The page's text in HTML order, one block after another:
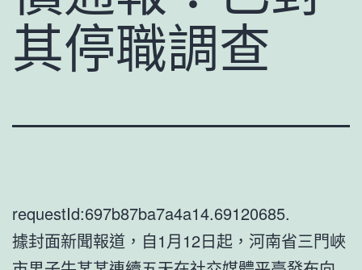
其停職調查
requestId:697b87ba7a4a14.69120685.
據封面新聞報道，自1月12日起，河南省三門峽